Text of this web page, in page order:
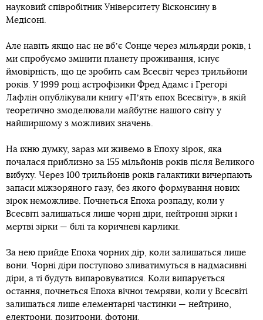
науковий співробітник Університету Вісконсину в
Медісоні.
Але навіть якщо нас не вбʼє Сонце через мільярди років, і
ми спробуємо змінити планету проживання, існує
ймовірність, що це зробить сам Всесвіт через трильйони
років. У 1999 році астрофізики Фред Адамс і Грегорі
Лафлін опублікували книгу «Пʼять епох Всесвіту», в якій
теоретично змоделювали майбутнє нашого світу у
найширшому з можливих значень.
На їхню думку, зараз ми живемо в Епоху зірок, яка
почалася приблизно за 155 мільйонів років після Великого
вибуху. Через 100 трильйонів років галактики вичерпають
запаси міжзоряного газу, без якого формування нових
зірок неможливе. Почнеться Епоха розпаду, коли у
Всесвіті залишаться лише чорні діри, нейтронні зірки і
мертві зірки — білі та коричневі карлики.
За нею прийде Епоха чорних дір, коли залишаться лише
вони. Чорні діри поступово зливатимуться в надмасивні
діри, а ті будуть випаровуватися. Коли випарується
остання, почнеться Епоха вічної темряви, коли у Всесвіті
залишаться лише елементарні частинки — нейтрино,
електрони, позитрони, фотони.